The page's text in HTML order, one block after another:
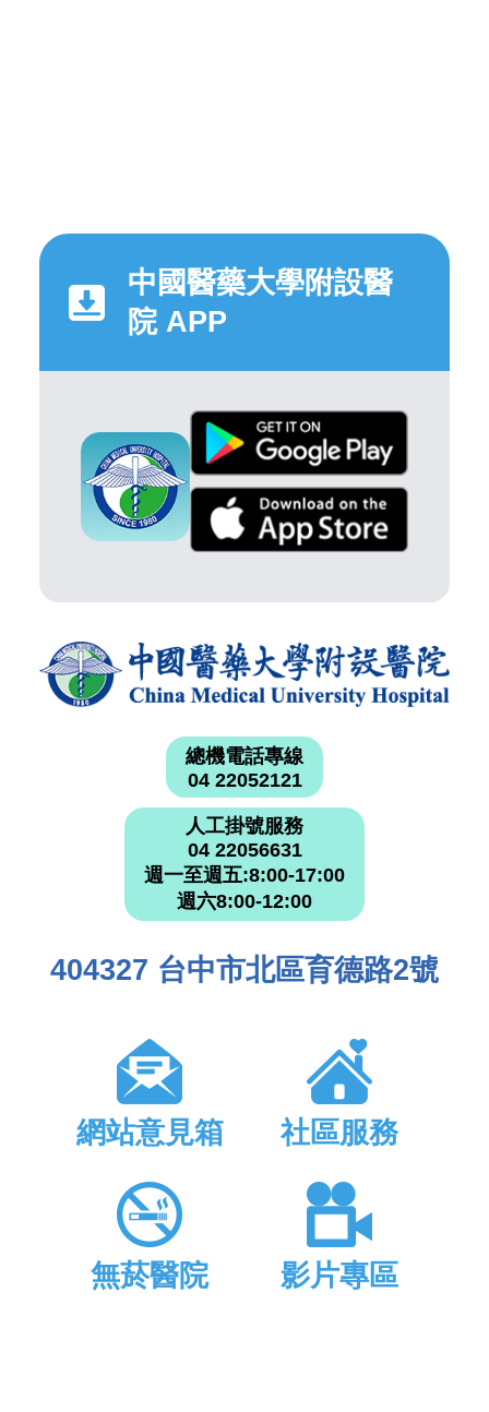
中國醫藥大學附設醫
院 APP
總機電話專線
04 22052121
人工掛號服務
04 22056631
週一至週五:8:00-17:00
週六8:00-12:00
404327 台中市北區育德路2號
網站意見箱 社區服務
無菸醫院 影片專區